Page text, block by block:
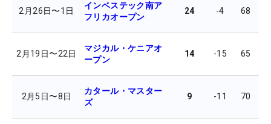
2月26日〜1日
インベステック南ア
フリカオープン
24 -4 68
2月19日〜22日
マジカル・ケニアオ
ープン
14 -15 65
2月5日〜8日
カタール・マスター
ズ
9 -11 70